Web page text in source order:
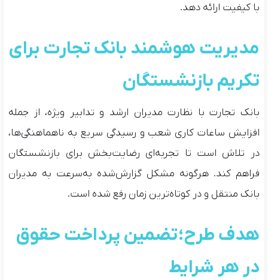
با کیفیت ارائه دهد.
مدیریت هوشمند بانک تجارت برای
تکریم بازنشستگان
بانک تجارت با نظارت مدیران ارشد و تدابیر ویژه، از جمله
افزایش ساعات کاری شعب و رسیدگی سریع به ناهماهنگی‌ها،
در تلاش است تا تجربه‌ای رضایت‌بخش برای بازنشستگان
فراهم کند. هرگونه مشکل گزارش‌شده به‌سرعت به مدیران
بانک منتقل و در کوتاه‌ترین زمان رفع شده است.
هدف طرح؛ تضمین پرداخت حقوق
در هر شرایط